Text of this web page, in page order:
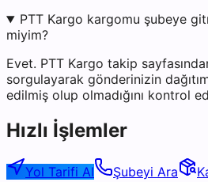
PTT Kargo kargomu şubeye
miyim?
Evet. PTT Kargo takip
sorgulayarak gönderinizin
edilmiş olup olmadığını kontrol
Hızlı İşlemler
Yol Tarifi Al Şubeyi Ara